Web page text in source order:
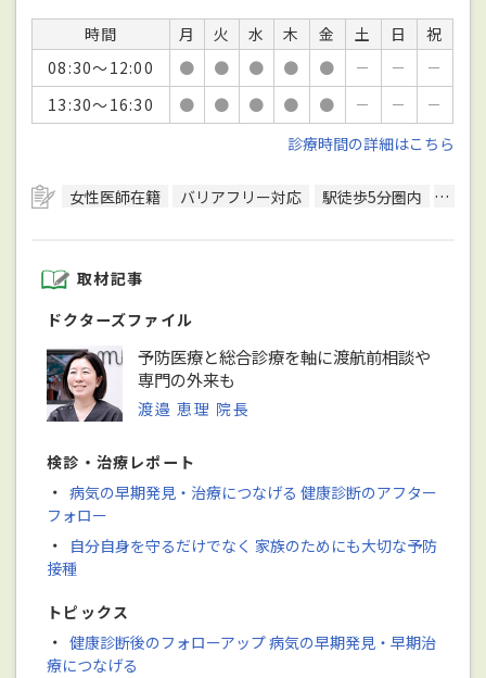
時間 月 火 水 木 金 土 日
祝
08:30～12:00
● ● ● ● ● － －
－
13:30～16:30
● ● ● ● ● － －
－
診療時間の詳細はこちら
女性医師在籍 バリアフリー対応 駅徒歩5分圏内 予約可
取材記事
ドクターズファイル
予防医療と総合診療を軸に渡航前相談や
専門の外来も
渡邉 恵理 院長
検診・治療レポート
・ 病気の早期発見・治療につなげる 健康診断のアフター
フォロー
・
自分自身を守るだけでなく 家族のためにも大切な予防
接種
トピックス
・ 健康診断後のフォローアップ 病気の早期発見・早期治
療につなげる